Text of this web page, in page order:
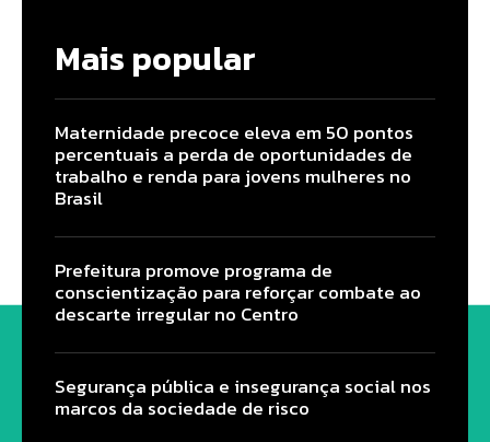
Mais popular
Maternidade precoce eleva em 50 pontos
percentuais a perda de oportunidades de
trabalho e renda para jovens mulheres no
Brasil
Prefeitura promove programa de
conscientização para reforçar combate ao
descarte irregular no Centro
Segurança pública e insegurança social nos
marcos da sociedade de risco